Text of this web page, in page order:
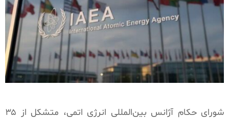
شورای حکام آژانس بین‌المللی انرژی اتمی، متشکل از ۳۵